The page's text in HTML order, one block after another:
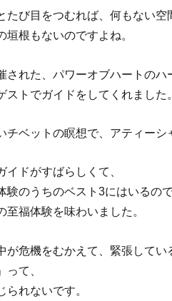
たび目をつむれば、何もない空
垣根もないのですよね。
された、パワーオブハートのハ
ストでガイドをしてくれました。
チベットの瞑想で、アティーシ
イドがすばらしくて、
験のうちのベスト3にはいるの
至福体験を味わいました。
が危機をむかえて、緊張してい
って、
られないです。